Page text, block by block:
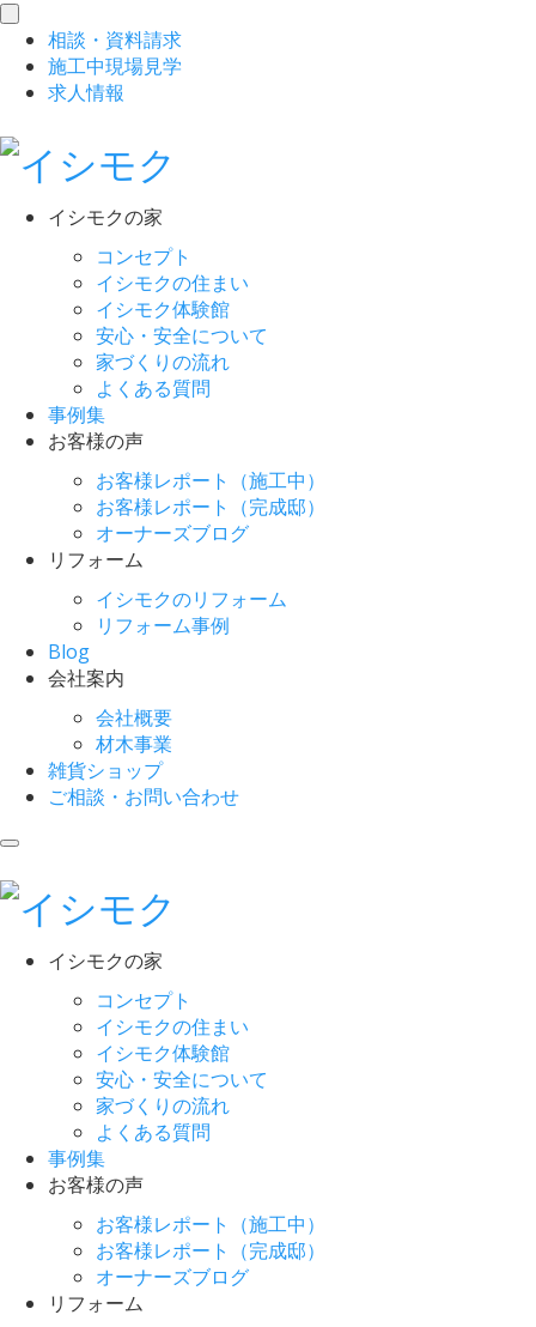
toggle
navigation
相談 ・ 資料請求
施工中現場見学
求人情報
イシモクの家
コンセプト
イシモクの住まい
イシモク体験館
安心・安全について
家づくりの流れ
よくある質問
事例集
お客様の声
お客様レポート（施工中）
お客様レポート（完成邸）
オーナーズブログ
リフォーム
イシモクのリフォーム
リフォーム事例
Blog
会社案内
会社概要
材木事業
雑貨ショップ
ご相談・お問い合わせ
イシモクの家
コンセプト
イシモクの住まい
イシモク体験館
安心・安全について
家づくりの流れ
よくある質問
事例集
お客様の声
お客様レポート（施工中）
お客様レポート（完成邸）
オーナーズブログ
リフォーム